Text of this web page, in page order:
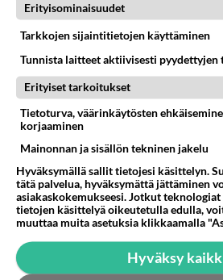
Erityisominaisuudet
Tarkkojen sijaintitietojen käyttäminen
Tunnista laitteet aktiivisesti pyydettyjen
Erityiset tarkoitukset
Tietoturva, väärinkäytösten
korjaaminen
Mainonnan ja sisällön tekninen jakelu
Hyväksymällä sallit tietojesi käsittelyn.
tätä palvelua, hyväksymättä jättäminen
asiakaskokemukseesi. Jotkut
tietojen käsittelyä oikeutetulla edulla,
muuttaa muita asetuksia klikkaamalla
Hyväksy